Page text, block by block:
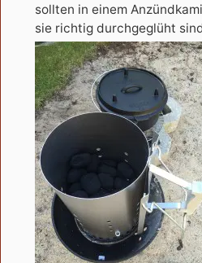
sollten in einem
sie richtig durchgeglüht